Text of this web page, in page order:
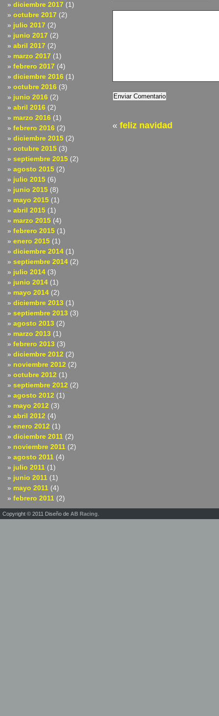
diciembre 2017 (1)
octubre 2017 (2)
julio 2017 (2)
junio 2017 (2)
abril 2017 (2)
marzo 2017 (1)
febrero 2017 (4)
diciembre 2016 (1)
octubre 2016 (3)
junio 2016 (2)
abril 2016 (2)
marzo 2016 (1)
febrero 2016 (2)
diciembre 2015 (2)
octubre 2015 (3)
septiembre 2015 (2)
agosto 2015 (2)
julio 2015 (6)
junio 2015 (8)
mayo 2015 (1)
abril 2015 (1)
marzo 2015 (4)
febrero 2015 (1)
enero 2015 (1)
diciembre 2014 (1)
septiembre 2014 (2)
julio 2014 (3)
junio 2014 (1)
mayo 2014 (2)
diciembre 2013 (1)
septiembre 2013 (3)
agosto 2013 (2)
marzo 2013 (1)
febrero 2013 (3)
diciembre 2012 (2)
noviembre 2012 (2)
octubre 2012 (1)
septiembre 2012 (2)
agosto 2012 (1)
mayo 2012 (3)
abril 2012 (4)
enero 2012 (1)
diciembre 2011 (2)
noviembre 2011 (2)
agosto 2011 (4)
julio 2011 (1)
junio 2011 (1)
mayo 2011 (4)
febrero 2011 (2)
« feliz navidad
Copyright © 2011 Diseño de AB Racing